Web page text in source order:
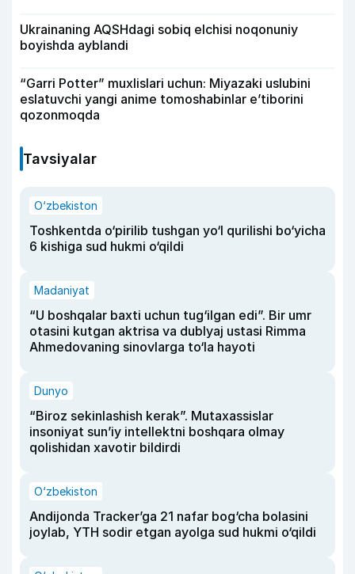
Ukrainaning AQSHdagi sobiq elchisi noqonuniy
boyishda ayblandi
“Garri Potter” muxlislari uchun: Miyazaki uslubini
eslatuvchi yangi anime tomoshabinlar e’tiborini
qozonmoqda
Tavsiyalar
O‘zbekiston
Toshkentda o‘pirilib tushgan yo‘l qurilishi bo‘yicha
6 kishiga sud hukmi o‘qildi
Madaniyat
“U boshqalar baxti uchun tug‘ilgan edi”. Bir umr
otasini kutgan aktrisa va dublyaj ustasi Rimma
Ahmedovaning sinovlarga to‘la hayoti
Dunyo
“Biroz sekinlashish kerak”. Mutaxassislar
insoniyat sun’iy intellektni boshqara olmay
qolishidan xavotir bildirdi
O‘zbekiston
Andijonda Tracker’ga 21 nafar bog‘cha bolasini
joylab, YTH sodir etgan ayolga sud hukmi o‘qildi